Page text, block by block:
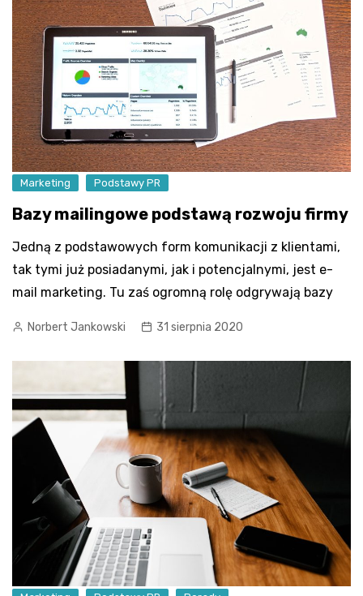
Marketing Podstawy PR
Bazy mailingowe podstawą rozwoju firmy
Jedną z podstawowych form komunikacji z klientami,
tak tymi już posiadanymi, jak i potencjalnymi, jest e-
mail marketing. Tu zaś ogromną rolę odgrywają bazy
Norbert Jankowski 31 sierpnia 2020